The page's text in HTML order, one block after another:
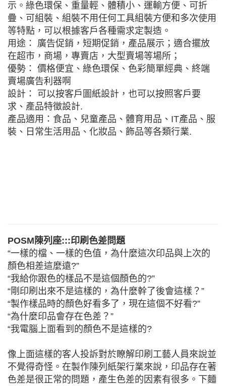
示。綠色環保、重量輕、體積小、運輸方便、可折
疊、可組裝、組裝不用任何工具組裝方便和多次使用
等特點，可以根據客戶各種需求定製造。
用途： 廣告促銷，短期促銷，產品展示；適合擺放
在超市，商場，專賣店，大型賣場等場所；
優勢： 價格便宜、綠色環保、色彩簡單經典、終端
賣場廣告利器啊
設計： 可以按客戶圖紙設計，也可以按照客戶要
求、產品特徵設計.
產品適用：食品、兒童產品、體育用品、IT產品、服
裝、日常生活用品、化妝品、飾品等各類行業.
POSM陳列座:::印刷色差問題
“一樣的檔、一樣的色值，為什麼這次印品與上次的
顏色相差這麼遠?”
“我給你跟色的樣品不是這個顏色的?”
“剛印刷出來不是這樣的，為什麼幹了後會這樣？”
“製作樣品時的顏色好看多了，現在這個不好看?”
“為什麼印品會存在色差？”
“我電腦上面看到的顏色不是這樣的?
像上面這樣的客人投訴對於瞭解印刷工藝人員來說並
不覺得奇怪。在製作陳列紙架行業來說，印品存在著
色差是很正常的問題，產生色差的因素有很多。下麵